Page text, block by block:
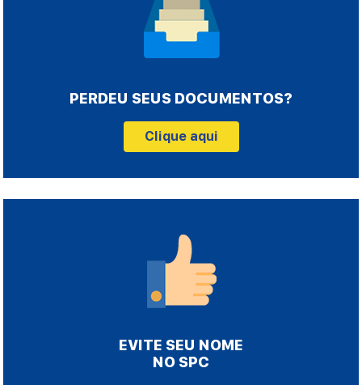
PERDEU SEUS DOCUMENTOS?
Clique aqui
EVITE SEU NOME
NO SPC